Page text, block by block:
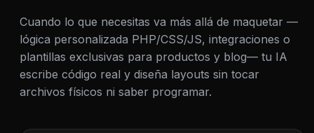
Cuando lo que necesitas va más allá de maquetar —
lógica personalizada PHP/CSS/JS, integraciones o
plantillas exclusivas para productos y blog— tu IA
escribe código real y diseña layouts sin tocar
archivos físicos ni saber programar.